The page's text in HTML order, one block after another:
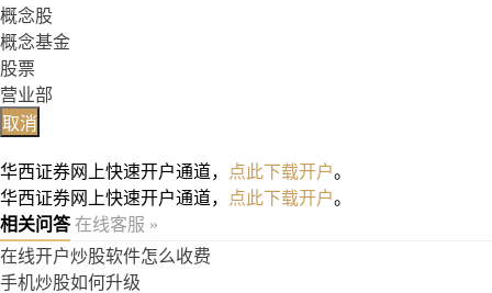
概念股
概念基金
股票
营业部
取消
华西证券网上快速开户通道， 点此下载开户。
华西证券网上快速开户通道，
点此下载开户。
相关问答 在线客服 »
在线开户炒股软件怎么收费
手机炒股如何升级